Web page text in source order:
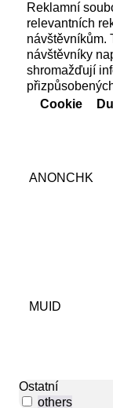
Reklamní
relevantních
návštěvníkům.
návštěvníky
shromažďují
Cookie
ANONCHK
MUID
Ostatní
others